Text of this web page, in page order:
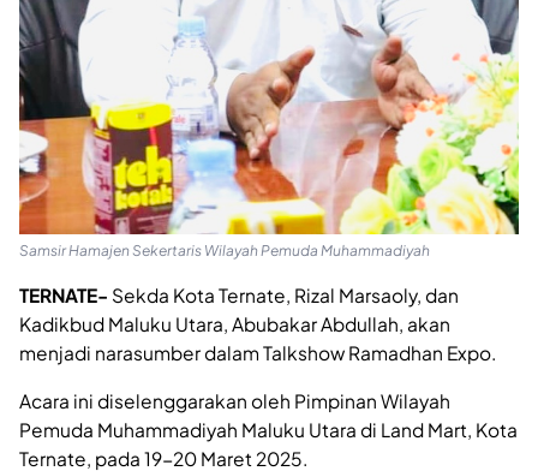
Samsir Hamajen Sekertaris Wilayah Pemuda Muhammadiyah
TERNATE- Sekda Kota Ternate, Rizal Marsaoly, dan
Kadikbud Maluku Utara, Abubakar Abdullah, akan
menjadi narasumber dalam Talkshow Ramadhan Expo.
Acara ini diselenggarakan oleh Pimpinan Wilayah
Pemuda Muhammadiyah Maluku Utara di Land Mart, Kota
Ternate, pada 19-20 Maret 2025.